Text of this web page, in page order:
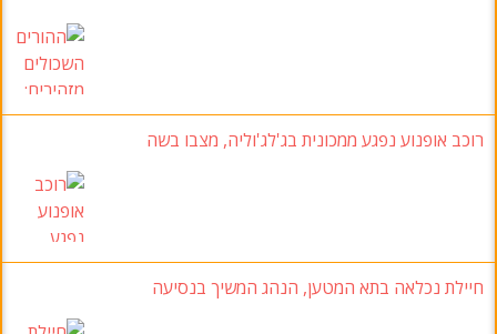
רוכב אופנוע נפגע ממכונית בג'לג'וליה, מצבו בשה
חיילת נכלאה בתא המטען, הנהג המשיך בנסיעה